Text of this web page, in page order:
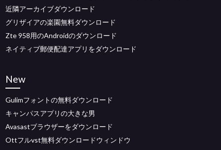
近隣アーカイブダウンロード
グリザイアの楽園無料ダウンロード
Zte 958用のAndroidのダウンロード
ネイティブ郵便配達アプリをダウンロード
New
Gulimフォントの無料ダウンロード
キャンパスアプリの大きな男
Avasastブラウザーをダウンロード
Ottフルvst無料ダウンロードウィンドウ